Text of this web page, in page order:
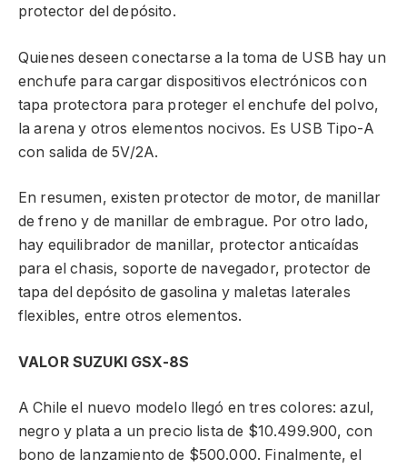
protector del depósito.
Quienes deseen conectarse a la toma de USB hay un
enchufe para cargar dispositivos electrónicos con
tapa protectora para proteger el enchufe del polvo,
la arena y otros elementos nocivos. Es USB Tipo-A
con salida de 5V/2A.
En resumen, existen protector de motor, de manillar
de freno y de manillar de embrague. Por otro lado,
hay equilibrador de manillar, protector anticaídas
para el chasis, soporte de navegador, protector de
tapa del depósito de gasolina y maletas laterales
flexibles, entre otros elementos.
VALOR SUZUKI GSX-8S
A Chile el nuevo modelo llegó en tres colores: azul,
negro y plata a un precio lista de $10.499.900, con
bono de lanzamiento de $500.000. Finalmente, el